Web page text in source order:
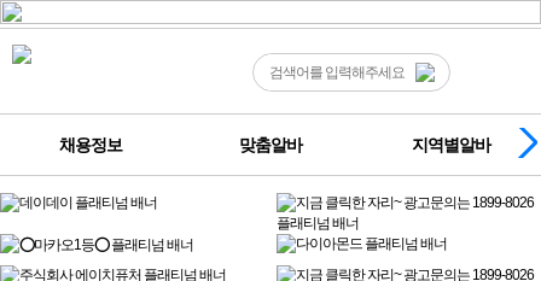
채용정보 맞춤알바 지역별알바